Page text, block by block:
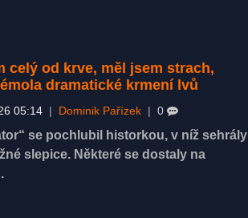
celý od krve, měl jsem strach,
dramatické krmení lvů
05:14 Dominik Pařízek 0
se pochlubil historkou, v níž sehrály
slepice. Některé se dostaly na